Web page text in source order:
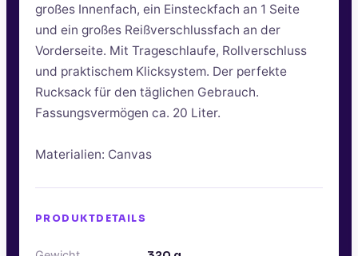
großes Innenfach, ein Einsteckfach an 1 Seite
und ein großes Reißverschlussfach an der
Vorderseite. Mit Trageschlaufe, Rollverschluss
und praktischem Klicksystem. Der perfekte
Rucksack für den täglichen Gebrauch.
Fassungsvermögen ca. 20 Liter.
Materialien: Canvas
PRODUKTDETAILS